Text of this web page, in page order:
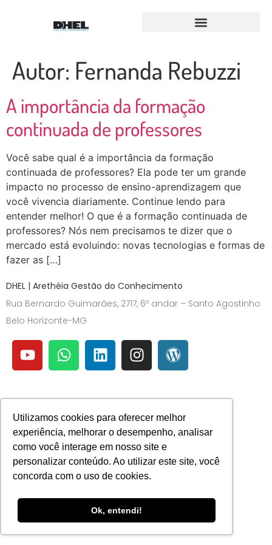
Utilizamos cookies para oferecer melhor
experiência, melhorar o desempenho, analisar
como você interage em nosso site e
personalizar conteúdo. Ao utilizar este site, você
concorda com o uso de cookies.
Ok, entendi!
Autor: Fernanda Rebuzzi
A importância da formação
continuada de professores
Você sabe qual é a importância da formação
continuada de professores? Ela pode ter um grande
impacto no processo de ensino-aprendizagem que
você vivencia diariamente. Continue lendo para
entender melhor! O que é a formação continuada de
professores? Nós nem precisamos te dizer que o
mercado está evoluindo: novas tecnologias e formas de
fazer as […]
DHEL | Arethéia Gestão do Conhecimento
Rua Bernardo Guimarães, 2717, 6º andar – Santo Agostinho
Belo Horizonte-MG